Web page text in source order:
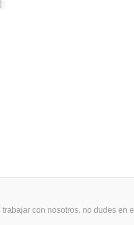
con nosotros, no dudes en